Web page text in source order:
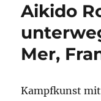
Aikido
Mer,
Kampfkunst